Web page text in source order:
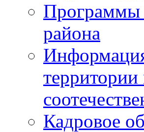
Программы
района
Кадровое